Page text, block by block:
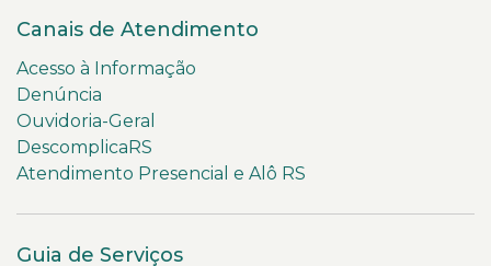
Canais de Atendimento
Acesso à Informação
Denúncia
Ouvidoria-Geral
DescomplicaRS
Atendimento Presencial e Alô RS
Guia de Serviços